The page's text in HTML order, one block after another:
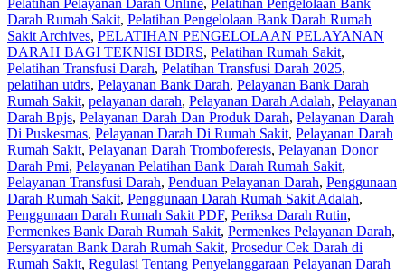
Darah Rumah Sakit, Pelatihan Pengelolaan Bank Darah Rumah
Sakit Archives, PELATIHAN PENGELOLAAN PELAYANAN
DARAH BAGI TEKNISI BDRS, Pelatihan Rumah Sakit,
Pelatihan Transfusi Darah, Pelatihan Transfusi Darah 2025,
pelatihan utdrs, Pelayanan Bank Darah, Pelayanan Bank Darah
Rumah Sakit, pelayanan darah, Pelayanan Darah Adalah, Pelayanan
Darah Bpjs, Pelayanan Darah Dan Produk Darah, Pelayanan Darah
Di Puskesmas, Pelayanan Darah Di Rumah Sakit, Pelayanan Darah
Rumah Sakit, Pelayanan Darah Tromboferesis, Pelayanan Donor
Darah Pmi, Pelayanan Pelatihan Bank Darah Rumah Sakit,
Pelayanan Transfusi Darah, Penduan Pelayanan Darah, Penggunaan
Darah Rumah Sakit, Penggunaan Darah Rumah Sakit Adalah,
Penggunaan Darah Rumah Sakit PDF, Periksa Darah Rutin,
Permenkes Bank Darah Rumah Sakit, Permenkes Pelayanan Darah,
Persyaratan Bank Darah Rumah Sakit, Prosedur Cek Darah di
Rumah Sakit, Regulasi Tentang Penyelanggaraan Pelayanan Darah